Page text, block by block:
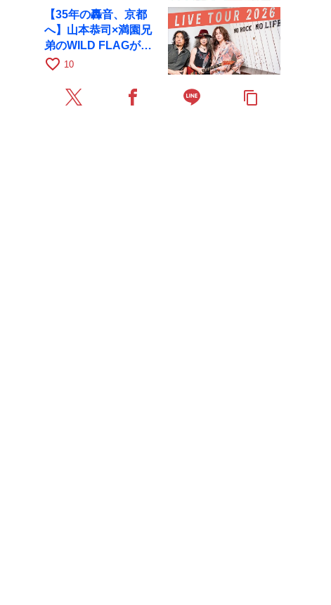
【35年の轟音、京都
へ】山本恭司×満園兄
弟のWILD FLAGが8
月6日にRAGでライブ
favorite_border 10
content_copy